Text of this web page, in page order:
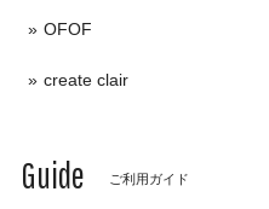
OFOF
create clair
Guide ご利用ガイド